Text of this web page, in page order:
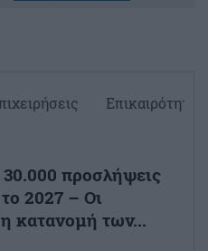
Επικαιρότητα
προσλήψεις
2027 – Οι
η κατανομή των...